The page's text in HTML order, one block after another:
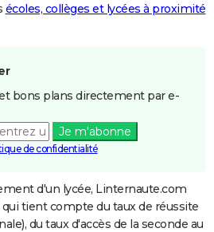
écoles, collèges et lycées à proximité
bons plans directement par e-
Je m'abonne
de confidentialité
d'un lycée, Linternaute.com
tient compte du taux de réussite
du taux d'accès de la seconde au